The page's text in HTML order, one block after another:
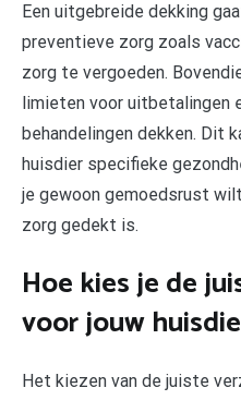
Een uitgebreide dekking
preventieve zorg zoals
zorg te vergoeden.
limieten voor uitbetalingen
behandelingen dekken. Dit
huisdier specifieke
je gewoon gemoedsrust
zorg gedekt is.
Hoe kies je de
voor jouw
Het kiezen van de juiste